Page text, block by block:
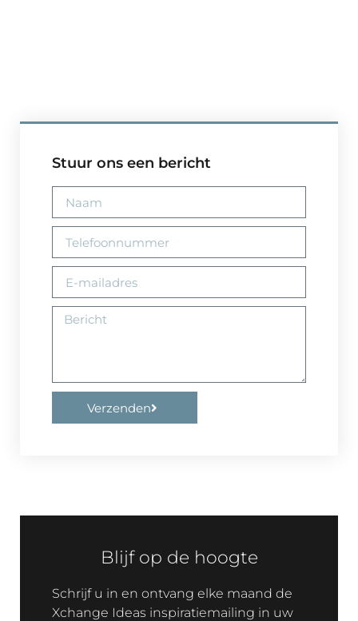
Stuur ons een bericht
Verzenden
Blijf op de hoogte
Schrijf u in en ontvang elke maand de
Xchange Ideas inspiratiemailing in uw